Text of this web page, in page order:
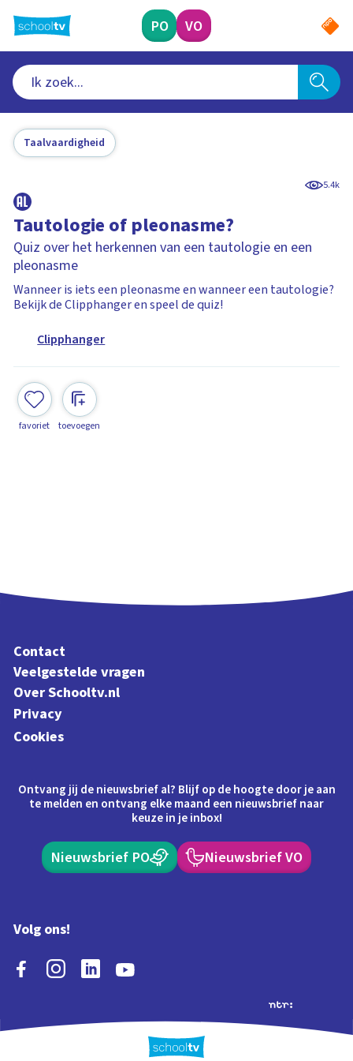
naar
hoofdinhoud
PO VO
Taalvaardigheid
5.4k
Tautologie of pleonasme?
Quiz over het herkennen van een tautologie en een
pleonasme
Wanneer is iets een pleonasme en wanneer een tautologie?
Bekijk de Clipphanger en speel de quiz!
Clipphanger
favoriet toevoegen
Contact
Veelgestelde vragen
Over Schooltv.nl
Privacy
Cookies
Ontvang jij de nieuwsbrief al? Blijf op de hoogte door je aan
te melden en ontvang elke maand een nieuwsbrief naar
keuze in je inbox!
Nieuwsbrief PO Nieuwsbrief VO
Volg ons!